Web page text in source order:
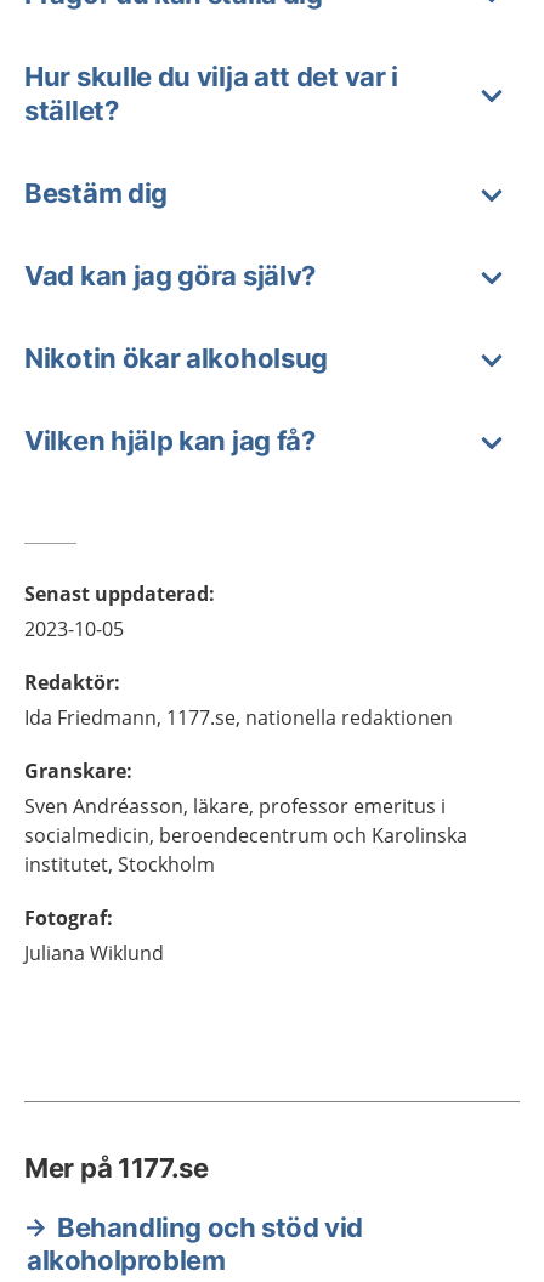
Hur skulle du vilja att det var i
stället?
Bestäm dig
Vad kan jag göra själv?
Nikotin ökar alkoholsug
Vilken hjälp kan jag få?
Senast uppdaterad:
2023-10-05
Redaktör:
Ida Friedmann, 1177.se, nationella redaktionen
Granskare:
Sven Andréasson, läkare, professor emeritus i
socialmedicin, beroendecentrum och Karolinska
institutet, Stockholm
Fotograf:
Juliana Wiklund
Mer på 1177.se
Behandling och stöd vid
alkoholproblem